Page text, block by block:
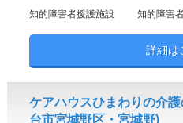
知的障害者援護施設
知的障害
詳細は
ケアハウスひまわりの介
台市宮城野区・宮城野)